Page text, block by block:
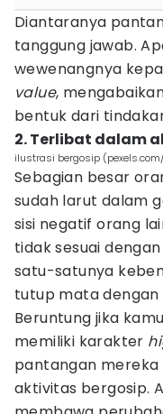
Diantaranya
tanggung jawab.
wewenangnya
value,
bentuk dari
2. Terlibat dalam
ilustrasi bergosip
Sebagian besar
sudah larut dalam
sisi negatif orang
tidak sesuai
satu-satunya
tutup mata dengan
Beruntung jika
memiliki karakter
pantangan
aktivitas bergosip.